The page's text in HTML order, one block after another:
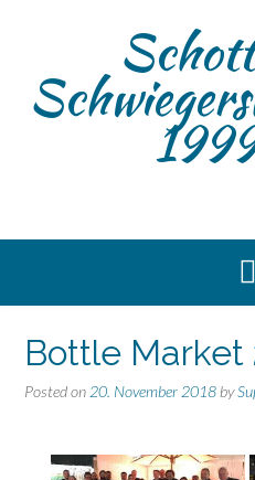
Bottle Market
Posted on 20. November 2018 by